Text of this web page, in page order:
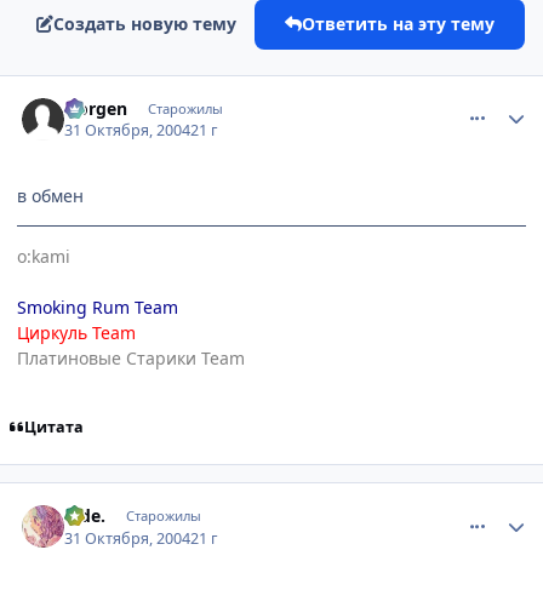
Создать новую тему Ответить на эту тему
Norgen Старожилы
31 Октября, 200421 г
в обмен
o:kami
Smoking Rum Team
Циркуль Team
Платиновые Старики Team
Цитата
hide. Старожилы
31 Октября, 200421 г